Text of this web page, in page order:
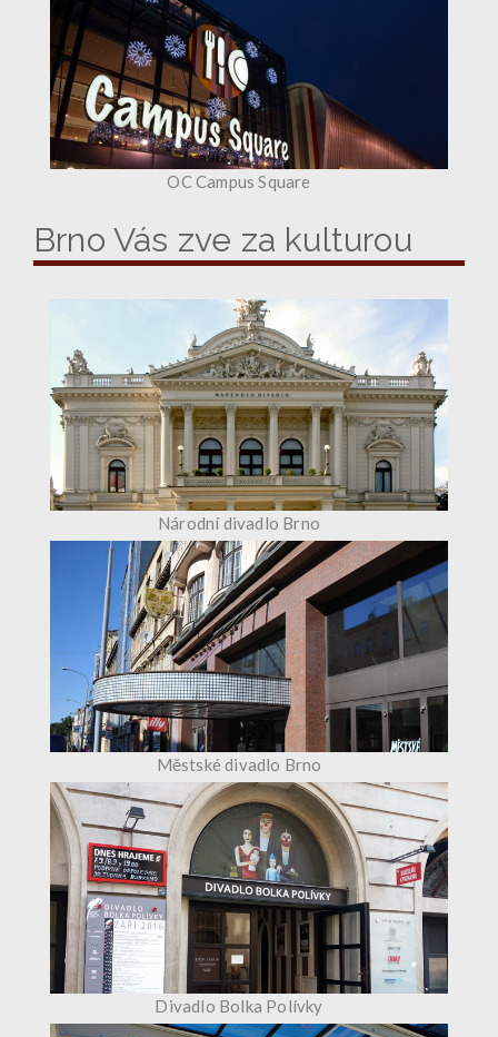
OC Campus Square
Brno Vás zve za kulturou
Národní divadlo Brno
Městské divadlo Brno
Divadlo Bolka Polívky